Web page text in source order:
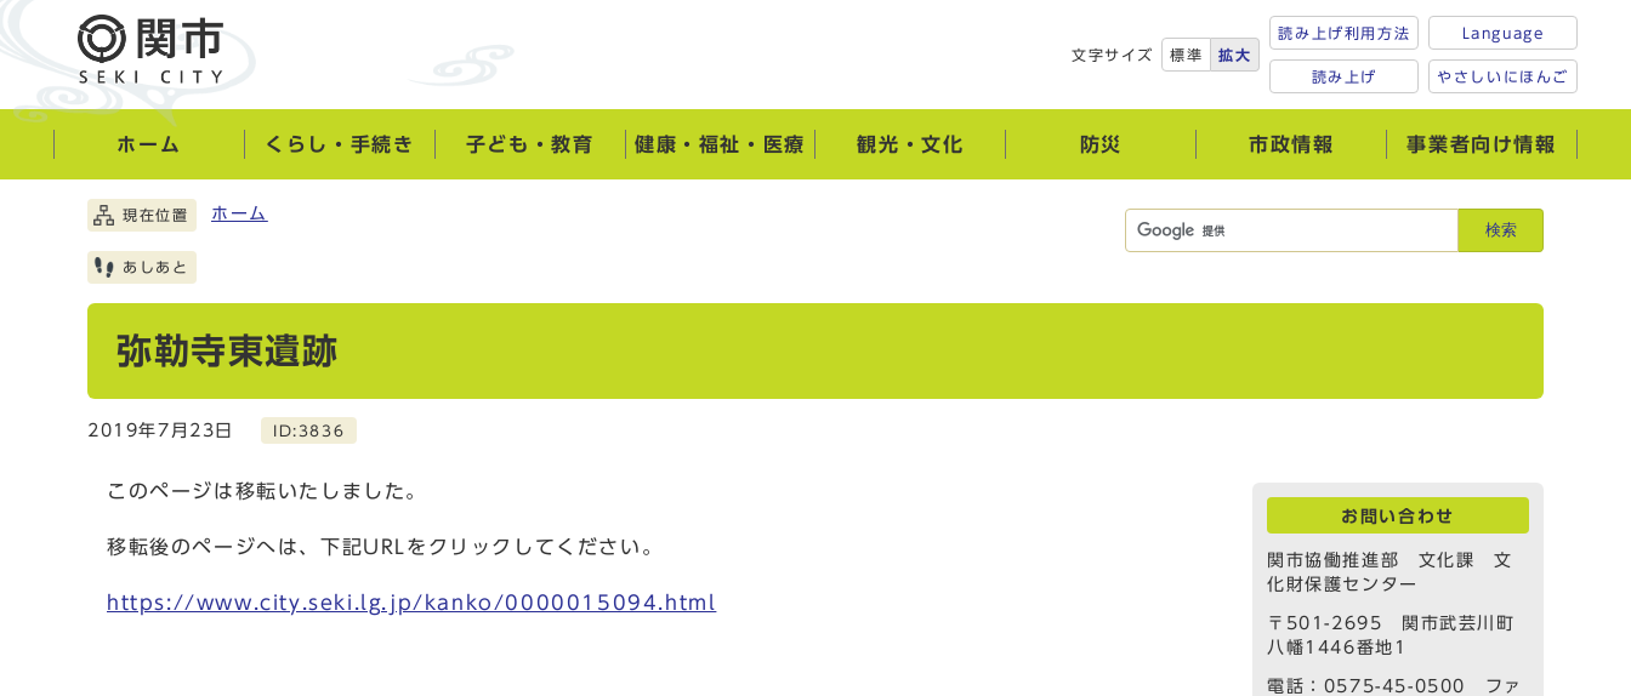
文字サイズ 標準 拡大
読み上げ利用方法
読み上げ
Language
やさしいにほんご
ホーム くらし・手続き 子ども・教育 健康・福祉・医療 観光・文化 防災 市政情報 事業者向け情報
検索
現在位置 ホーム
あしあと
弥勒寺東遺跡
2019年7月23日 ID:3836
このページは移転いたしました。
移転後のページへは、下記URLをクリックしてください。
https://www.city.seki.lg.jp/kanko/0000015094.html
お問い合わせ
関市協働推進部 文化課 文
化財保護センター
〒501-2695 関市武芸川町
八幡1446番地1
電話：0575-45-0500 ファ